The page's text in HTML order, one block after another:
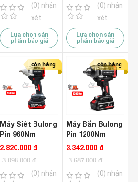
& Sạc )
(0) nhận
xét
Lựa chọn sản
phẩm báo giá
)
(0) nhận
xét
Lựa chọn sản
phẩm báo giá
còn hàng
Máy Siết Bulong
Pin 960Nm
Amaxtools
Chưa Pin & Sạc
)
2.820.000 đ
3.098.000 đ
(0) nhận
còn hàng
Máy Bắn Bulong
Pin 1200Nm
Amaxtools
PRO ( Chưa Pin
& Sạc )
3.342.000 đ
3.687.000 đ
(0) nhận